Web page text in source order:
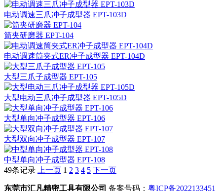
电动调速三爪冲子成型器 EPT-103D
筒夹研磨器 EPT-104
电动调速筒夹式ER冲子成型器 EPT-104D
大型三爪子成型器 EPT-105
大型电动三爪冲子成型器 EPT-105D
大型单向冲子成型器 EPT-106
大型双向冲子成型器 EPT-107
中型单向冲子成型器 EPT-108
49条记录
上一页 1 2 3 4 5 下一页
东莞市汇凡精密工具有限公司 备案号码： 粤ICP备2022133451